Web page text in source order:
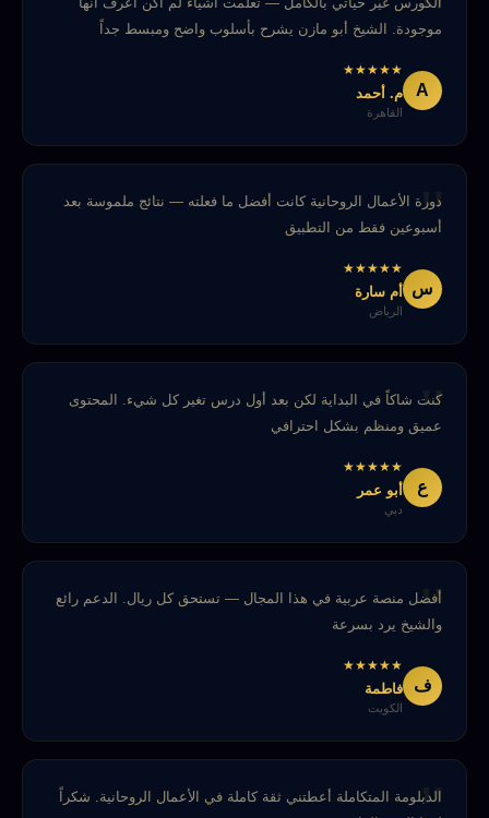
موجودة. الشيخ أبو مازن يشرح بأسلوب واضح ومبسط جداً
A
★
★
★
★
★
م. أحمد
القاهرة
دورة الأعمال الروحانية كانت أفضل ما فعلته — نتائج ملموسة بعد
أسبوعين فقط من التطبيق
س
★
★
★
★
★
أم سارة
الرياض
كنت شاكاً في البداية لكن بعد أول درس تغير كل شيء. المحتوى
عميق ومنظم بشكل احترافي
ع
★
★
★
★
★
أبو عمر
دبي
أفضل منصة عربية في هذا المجال — تستحق كل ريال. الدعم رائع
والشيخ يرد بسرعة
ف
★
★
★
★
★
فاطمة
الكويت
الدبلومة المتكاملة أعطتني ثقة كاملة في الأعمال الروحانية. شكراً